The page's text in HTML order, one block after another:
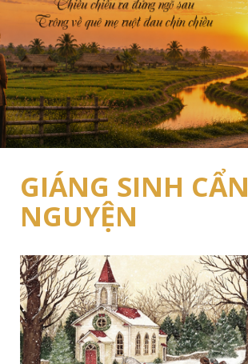
GIÁNG SINH CẨN
NGUYỆN